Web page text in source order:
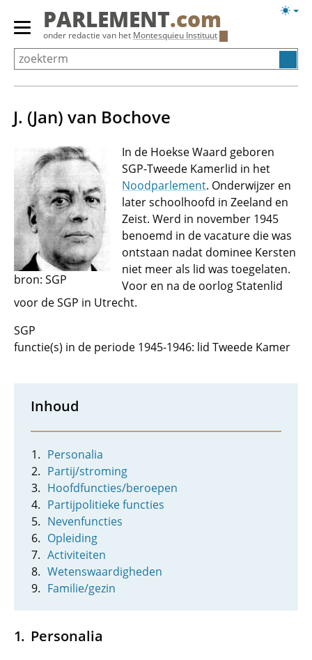
Overslaan
Primair
menu
tonen/verbergen
PARLEMENT.com
onder redactie van het Montesquieu Instituut
J. (Jan) van Bochove
bron: SGP
In de Hoekse Waard geboren
SGP-Tweede Kamerlid in het
Noodparlement. Onderwijzer en
later schoolhoofd in Zeeland en
Zeist. Werd in november 1945
benoemd in de vacature die was
ontstaan nadat dominee Kersten
niet meer als lid was toegelaten.
Voor en na de oorlog Statenlid
voor de SGP in Utrecht.
SGP
functie(s) in de periode 1945-1946: lid Tweede Kamer
Inhoud
Personalia
Partij/stroming
Hoofdfuncties/beroepen
Partijpolitieke functies
Nevenfuncties
Opleiding
Activiteiten
Wetenswaardigheden
Familie/gezin
Personalia